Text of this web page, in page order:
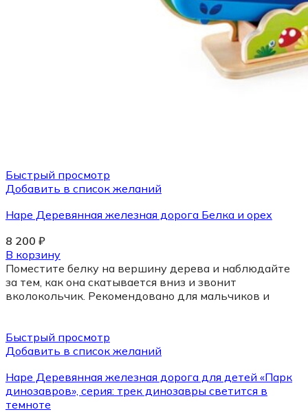
Быстрый просмотр
Добавить в список желаний
Hape Деревянная железная дорога Белка и орех
8 200 ₽
В корзину
Поместите белку на вершину дерева и наблюдайте
за тем, как она скатывается вниз и звонит
вколокольчик. Рекомендовано для мальчиков и
Быстрый просмотр
Добавить в список желаний
Hape Деревянная железная дорога для детей «Парк
динозавров», серия: трек динозавры светится в
темноте